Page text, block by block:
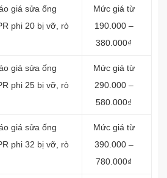
giá sửa ống
phi 20 bị vỡ, rò
Mức giá từ
190.000 –
380.000₫
giá sửa ống
phi 25 bị vỡ, rò
Mức giá từ
290.000 –
580.000₫
giá sửa ống
phi 32 bị vỡ, rò
Mức giá từ
390.000 –
780.000₫